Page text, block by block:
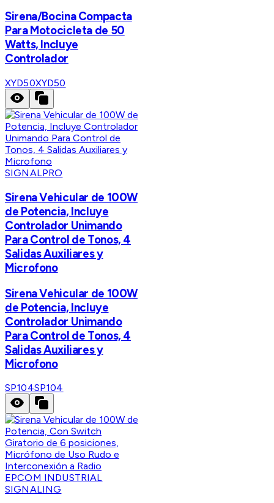
Sirena/Bocina Compacta
Para Motocicleta de 50
Watts, Incluye
Controlador
XYD50XYD50
SIGNALPRO
Sirena Vehicular de 100W
de Potencia, Incluye
Controlador Unimando
Para Control de Tonos, 4
Salidas Auxiliares y
Microfono
Sirena Vehicular de 100W
de Potencia, Incluye
Controlador Unimando
Para Control de Tonos, 4
Salidas Auxiliares y
Microfono
SP104SP104
EPCOM INDUSTRIAL
SIGNALING